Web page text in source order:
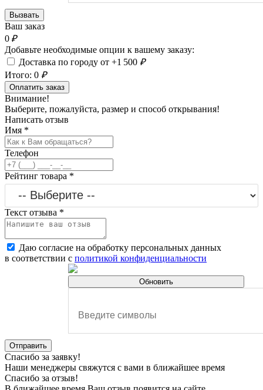
Вызвать
Ваш заказ
0₽
Добавьте необходимые опции к вашему заказу:
Доставка по городу от +1 500 ₽
Итого: 0 ₽
Оплатить заказ
Внимание!
Выберите, пожалуйста, размер и способ открывания!
Написать отзыв
Имя *
Телефон
Рейтинг товара *
Текст отзыва *
Даю согласие на обработку персональных данных
в соответствии с политикой конфиденциальности
Обновить
Отправить
Спасибо за заявку!
Наши менеджеры свяжутся с вами в ближайшее время
Спасибо за отзыв!